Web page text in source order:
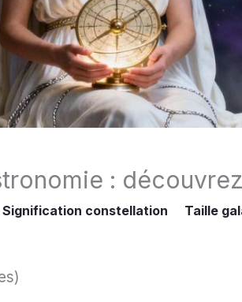
:
Signification constellation Taille